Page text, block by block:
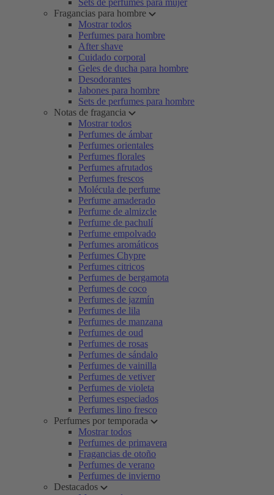
Sets de perfumes para mujer
Fragancias para hombre
Mostrar todos
Perfumes para hombre
After shave
Cuidado corporal
Geles de ducha para hombre
Desodorantes
Jabones para hombre
Sets de perfumes para hombre
Notas de fragancia
Mostrar todos
Perfumes de ámbar
Perfumes orientales
Perfumes florales
Perfumes afrutados
Perfumes frescos
Molécula de perfume
Perfume amaderado
Perfume de almizcle
Perfume de pachulí
Perfume empolvado
Perfumes aromáticos
Perfumes Chypre
Perfumes citricos
Perfumes de bergamota
Perfumes de coco
Perfumes de jazmín
Perfumes de lila
Perfumes de manzana
Perfumes de oud
Perfumes de rosas
Perfumes de sándalo
Perfumes de vainilla
Perfumes de vetiver
Perfumes de violeta
Perfumes especiados
Perfumes lino fresco
Perfumes por temporada
Mostrar todos
Perfumes de primavera
Fragancias de otoño
Perfumes de verano
Perfumes de invierno
Destacados